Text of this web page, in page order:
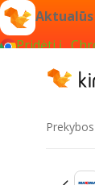
Pridėti į